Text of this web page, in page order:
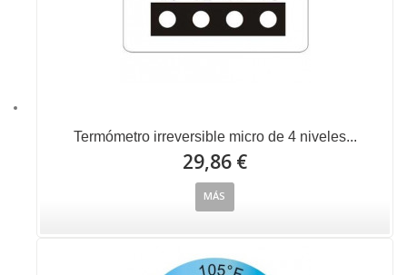
Termómetro irreversible micro de 4 niveles...
29,86 €
MÁS